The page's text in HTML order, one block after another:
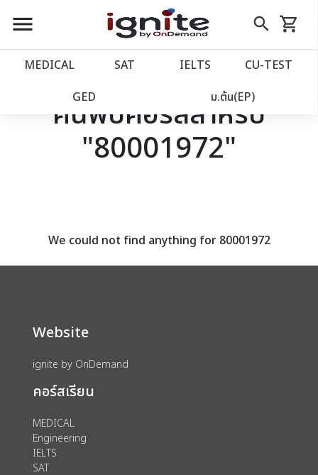
close
account_balance หน้าแรก
เว็บไซต์อิกไนท์
โปรโมชั่น
assignment ลงทะเบียน
menu search
Skip
to
shopping_cart
รถเข็น
MEDICAL SAT IELTS CU‑TEST
GED ม.ต้น(EP)
ค้นพบคอร์สสำหรับ
"80001972"
We could not find anything for 80001972
Website
ignite by OnDemand
คอร์สเรียน
MEDICAL
Engineering
IELTS
SAT